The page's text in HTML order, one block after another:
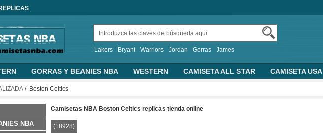
Lakers Bryant Warriors Jordan Gorras James
GORRAS Y BEANIES NBA WESTERN CAMISETA ALL STAR CAMISETA USA
NBA OTRAS CAMISETAS BASKET
/ Boston Celtics
NBA
Camisetas NBA Boston Celtics replicas tienda online
(18928)